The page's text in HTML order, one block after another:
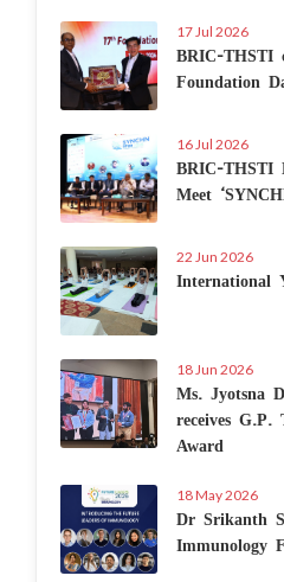
17 Jul 2026
BRIC-THSTI
Foundation
16 Jul 2026
BRIC-THSTI
Meet
22 Jun 2026
International
18 Jun 2026
Ms. Jyotsna
receives
Award
18 May 2026
Dr Srikanth
Immunology